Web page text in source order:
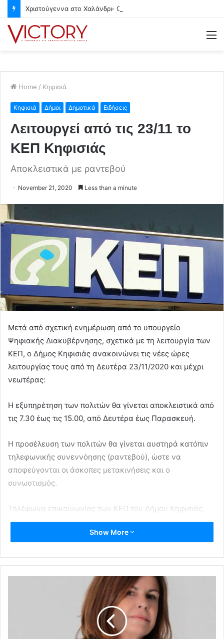
Home / Κηφισιά
Κηφισιά Δήμοι Δημοτικά Ειδήσεις
Λειτουργεί από τις 23/11 το
ΚΕΠ Κηφισιάς
Αποκλειστικά με ραντεβού
November 21, 2020 Less than a minute
Μετά από σχετική ενημέρωση από το υπουργείο
Ψηφιακής Διακυβέρνησης, σχετικά με τη λειτουργία των
ΚΕΠ, ο Δήμος Κηφισιάς ανακοινώνει τις νέες ώρες
λειτουργίας τους από τη Δευτέρα 23/11/2020 και μέχρι
νεωτέρας:
Η εξυπηρέτηση των πολιτών θα γίνεται αποκλειστικά από
τις 7.30 έως τις 15.00, από Δευτέρα έως Παρασκευή.
Η προσέλευση των πολιτών θα γίνεται αυστηρά κατόπιν
τηλεφωνικής συνεννόησης (ραντεβού), ώστε να
αποφεύγονται οι άσκοπες μετακινήσεις και ο
συνωστισμός.
Τηλέφωνα επικοινωνίας των ΚΕΠ του Δήμου Κηφισιάς:
ΚΕΠ ΚΗΦΙΣΙΑΣ, Λ. ΚΗΦΙΣΙΑΣ 220, τηλ. 213 2007500
ΚΕΠ ΝΕΑΣ ΕΡΥΘΡΑΙΑΣ, ΗΡΩΩΝ ΠΟΛΥΤΕΧΝΕΙΟΥ
26 τηλ. 213 2055800.
Δήμος Κηφισιάς
Show More